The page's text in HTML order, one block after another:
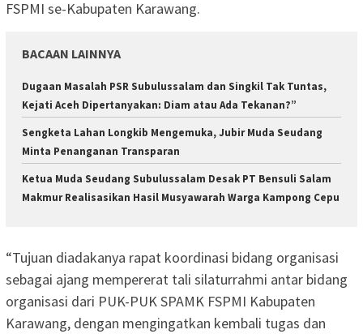
FSPMI se-Kabupaten Karawang.
BACAAN LAINNYA
Dugaan Masalah PSR Subulussalam dan Singkil Tak Tuntas,
Kejati Aceh Dipertanyakan: Diam atau Ada Tekanan?”
Sengketa Lahan Longkib Mengemuka, Jubir Muda Seudang
Minta Penanganan Transparan
Ketua Muda Seudang Subulussalam Desak PT Bensuli Salam
Makmur Realisasikan Hasil Musyawarah Warga Kampong Cepu
“Tujuan diadakanya rapat koordinasi bidang organisasi
sebagai ajang mempererat tali silaturrahmi antar bidang
organisasi dari PUK-PUK SPAMK FSPMI Kabupaten
Karawang, dengan mengingatkan kembali tugas dan